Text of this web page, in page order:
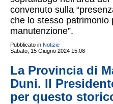
convenuto sulla
che lo stesso patrimonio
manutenzione”.
Pubblicato in Notizie
Sabato, 15 Giugno 2024 15:08
La Provincia di
Duni. Il
per questo